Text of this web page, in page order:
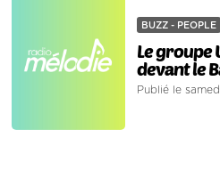
BUZZ - PEOPLE
Le groupe
devant le
Publié le